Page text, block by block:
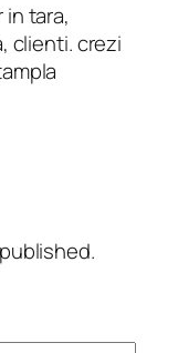
tara,
clienti. crezi